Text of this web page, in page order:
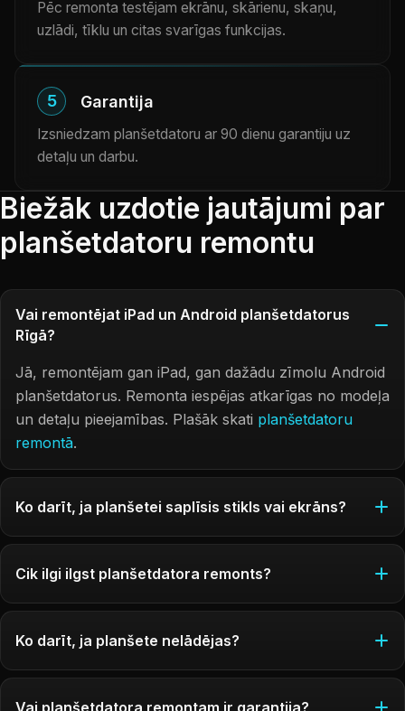
Pēc remonta testējam ekrānu, skārienu, skaņu,
uzlādi, tīklu un citas svarīgas funkcijas.
5 Garantija
Izsniedzam planšetdatoru ar 90 dienu garantiju uz
detaļu un darbu.
Biežāk uzdotie jautājumi par
planšetdatoru remontu
Vai remontējat iPad un Android planšetdatorus
Rīgā?
Jā, remontējam gan iPad, gan dažādu zīmolu Android
planšetdatorus. Remonta iespējas atkarīgas no modeļa
un detaļu pieejamības. Plašāk skati planšetdatoru
remontā.
Ko darīt, ja planšetei saplīsis stikls vai ekrāns?
Cik ilgi ilgst planšetdatora remonts?
Ko darīt, ja planšete nelādējas?
Vai planšetdatora remontam ir garantija?